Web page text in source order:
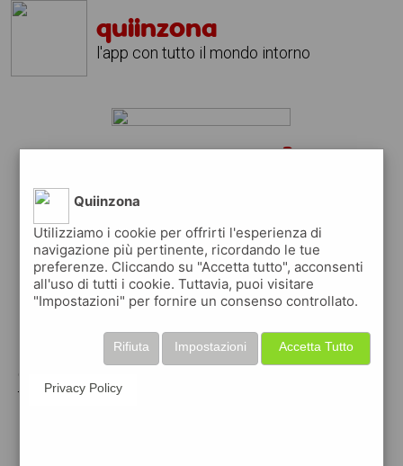
quiinzona
l'app con tutto il mondo intorno
un cuoco urgente?
↴
scarica gratis app
pubblica gratis i tuoi annunci
tuoi annunci per :
Quiinzona
Utilizziamo i cookie per offrirti l'esperienza di
navigazione più pertinente, ricordando le tue
preferenze. Cliccando su "Accetta tutto", acconsenti
all'uso di tutti i cookie. Tuttavia, puoi visitare
"Impostazioni" per fornire un consenso controllato.
Accetta Tutto
Impostazioni
Rifiuta
Privacy Policy